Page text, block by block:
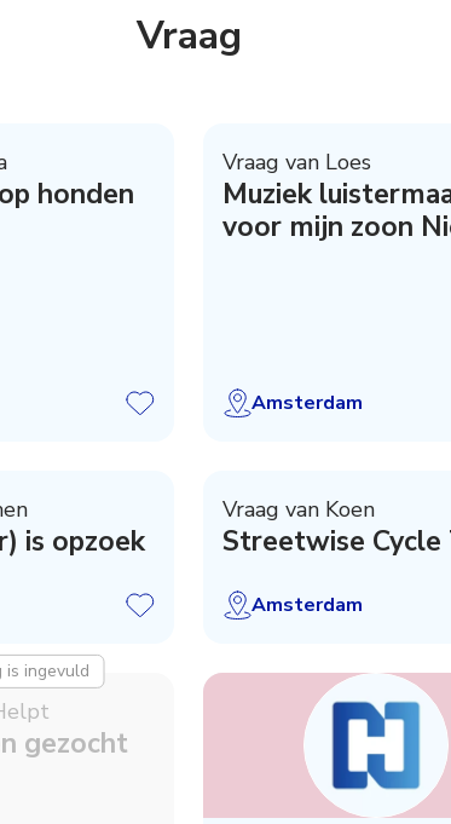
Vraag
honden
Vraag van Loes
Muziek
voor mijn zoon
Amsterdam
is opzoek
Vraag van Koen
Streetwise Cycle
Amsterdam
is ingevuld
gezocht